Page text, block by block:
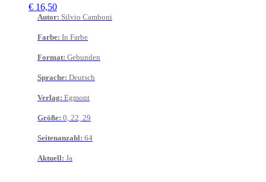
€ 16,50
Autor: Silvio Camboni
Farbe: In Farbe
Format: Gebunden
Sprache: Deutsch
Verlag: Egmont
Größe: 0, 22, 29
Seitenanzahl: 64
Aktuell: Ja